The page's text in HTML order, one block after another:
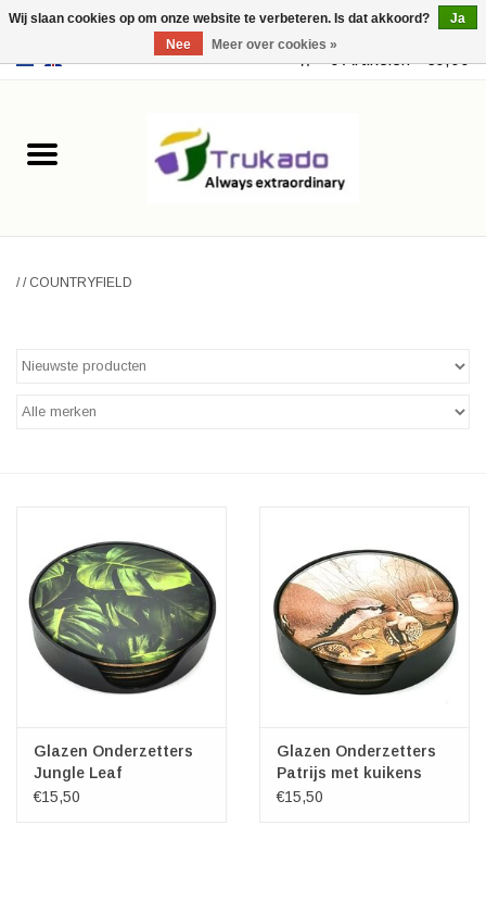
USD 0 Artikelen - €0,00
Leer
Merchandise
Gothic Steampunk
Giftware & Lifestyle &
Collectables
Bezoek ons
Nieuw
Aanbiedingen
// COUNTRYFIELD
Glazen Onderzetters
Jungle Leaf
€15,50
Glazen Onderzetters
Patrijs met kuikens
€15,50
Wij slaan cookies op om onze website te verbeteren. Is dat akkoord?
Ja
Nee
Meer over cookies »